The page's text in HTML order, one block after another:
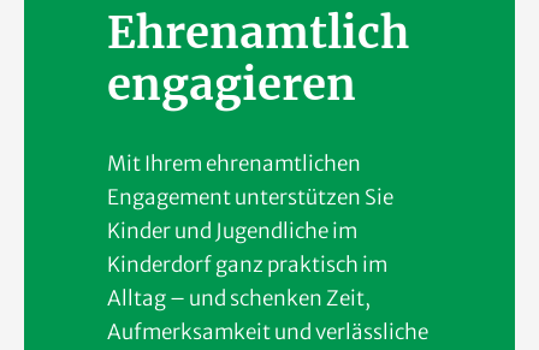
Ehrenamtlich
engagieren
Mit Ihrem ehrenamtlichen
Engagement unterstützen Sie
Kinder und Jugendliche im
Kinderdorf ganz praktisch im
Alltag – und schenken Zeit,
Aufmerksamkeit und verlässliche